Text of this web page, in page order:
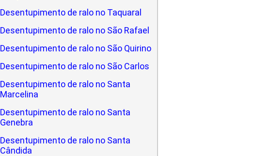
Desentupimento de ralo no Taquaral
Desentupimento de ralo no São Rafael
Desentupimento de ralo no São Quirino
Desentupimento de ralo no São Carlos
Desentupimento de ralo no Santa
Marcelina
Desentupimento de ralo no Santa
Genebra
Desentupimento de ralo no Santa
Cândida